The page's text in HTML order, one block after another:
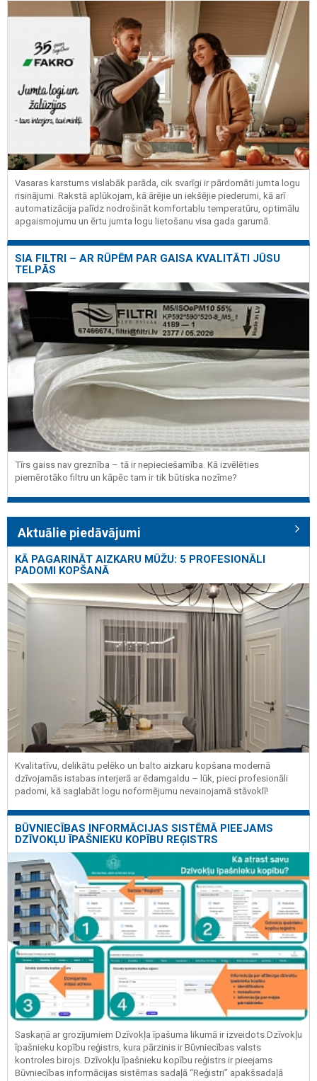
Vasaras karstums vislabāk parāda, cik svarīgi ir pārdomāti jumta logu
risinājumi. Rakstā aplūkojam, kā ārējie un iekšējie piederumi, kā arī
automatizācija palīdz nodrošināt komfortablu temperatūru, optimālu
apgaismojumu un ērtu jumta logu lietošanu visa gada garumā.
SIA FILTRI – AR RŪPĒM PAR GAISA KVALITĀTI JŪSU
TELPĀS
Tīrs gaiss nav greznība – tā ir nepieciešamība. Kā izvēlēties
piemērotāko filtru un kāpēc tam ir tik būtiska nozīme?
Aktuālie piedāvājumi
KĀ PAGARINĀT AIZKARU MŪŽU: 5 PROFESIONĀLI
PADOMI KOPŠANĀ
Kvalitatīvu, delikātu pelēko un balto aizkaru kopšana modernā
dzīvojamās istabas interjerā ar ēdamgaldu – lūk, pieci profesionāli
padomi, kā saglabāt logu noformējumu nevainojamā stāvoklī!
BŪVNIECĪBAS INFORMĀCIJAS SISTĒMĀ PIEEJAMS
DZĪVOKĻU ĪPAŠNIEKU KOPĪBU REĢISTRS
Saskaņā ar grozījumiem Dzīvokļa īpašuma likumā ir izveidots Dzīvokļu
īpašnieku kopību reģistrs, kura pārzinis ir Būvniecības valsts
kontroles birojs. Dzīvokļu īpašnieku kopību reģistrs ir pieejams
Būvniecības informācijas sistēmas sadaļā “Reģistri” apakšsadaļā